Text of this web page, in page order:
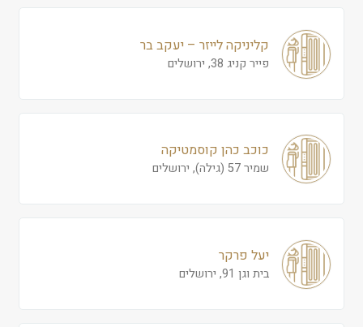
קליניקה לייזר – יעקב בר
פייר קניג 38, ירושלים
כוכב כהן קוסמטיקה
שמיר 57 (גילה), ירושלים
יעל פרקר
בית וגן 91, ירושלים